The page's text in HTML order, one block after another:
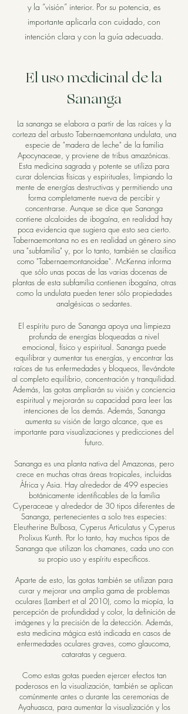
y la “visión” interior. Por su potencia, es
importante aplicarla con cuidado, con
intención clara y con la guía adecuada.
El uso medicinal de la
Sananga
La sananga se elabora a partir de las raíces y la
corteza del arbusto Tabernaemontana undulata, una
especie de "madera de leche" de la familia
Apocynaceae, y proviene de tribus amazónicas.
Esta medicina sagrada y potente se utiliza para
curar dolencias físicas y espirituales, limpiando la
mente de energías destructivas y permitiendo una
forma completamente nueva de percibir y
concentrarse. Aunque se dice que Sananga
contiene alcaloides de ibogaína, en realidad hay
poca evidencia que sugiera que esto sea cierto.
Tabernaemontana no es en realidad un género sino
una "subfamilia" y, por lo tanto, también se clasifica
como "Tabernaemontanoidae". McKenna informa
que sólo unas pocas de las varias docenas de
plantas de esta subfamilia contienen ibogaína, otras
como la undulata pueden tener sólo propiedades
analgésicas o sedantes.
El espíritu puro de Sananga apoya una limpieza
profunda de energías bloqueadas a nivel
emocional, físico y espiritual. Sananga puede
equilibrar y aumentar tus energías, y encontrar las
raíces de tus enfermedades y bloqueos, llevándote
al completo equilibrio, concentración y tranquilidad.
Además, las gotas ampliarán su visión y conciencia
espiritual y mejorarán su capacidad para leer las
intenciones de los demás. Además, Sananga
aumenta su visión de largo alcance, que es
importante para visualizaciones y predicciones del
futuro.
Sananga es una planta nativa del Amazonas, pero
crece en muchas otras áreas tropicales, incluidas
África y Asia. Hay alrededor de 499 especies
botánicamente identificables de la familia
Cyperaceae y alrededor de 30 tipos diferentes de
Sananga, pertenecientes a solo tres especies:
Eleutherine Bulbosa, Cyperus Articulatus y Cyperus
Prolixus Kunth. Por lo tanto, hay muchos tipos de
Sananga que utilizan los chamanes, cada uno con
su propio uso y espíritu específicos.
Aparte de esto, las gotas también se utilizan para
curar y mejorar una amplia gama de problemas
oculares (Lambert et al 2010), como la miopía, la
percepción de profundidad y color, la definición de
imágenes y la precisión de la detección. Además,
esta medicina mágica está indicada en casos de
enfermedades oculares graves, como glaucoma,
cataratas y ceguera.
Como estas gotas pueden ejercer efectos tan
poderosos en la visualización, también se aplican
comúnmente antes o durante las ceremonias de
Ayahuasca, para aumentar la visualización y los